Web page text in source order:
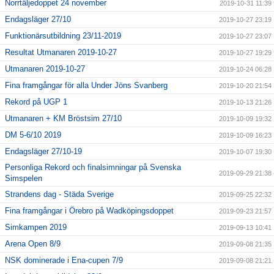
Norrtäljedoppet 24 november 2019-10-31 11:39
Endagsläger 27/10 2019-10-27 23:19
Funktionärsutbildning 23/11-2019 2019-10-27 23:07
Resultat Utmanaren 2019-10-27 2019-10-27 19:29
Utmanaren 2019-10-27 2019-10-24 06:28
Fina framgångar för alla Under Jöns Svanberg 2019-10-20 21:54
Rekord på UGP 1 2019-10-13 21:26
Utmanaren + KM Bröstsim 27/10 2019-10-09 19:32
DM 5-6/10 2019 2019-10-09 16:23
Endagsläger 27/10-19 2019-10-07 19:30
Personliga Rekord och finalsimningar på Svenska
Simspelen
2019-09-29 21:38
Strandens dag - Städa Sverige 2019-09-25 22:32
Fina framgångar i Örebro på Wadköpingsdoppet 2019-09-23 21:57
Simkampen 2019 2019-09-13 10:41
Arena Open 8/9 2019-09-08 21:35
NSK dominerade i Ena-cupen 7/9 2019-09-08 21:21